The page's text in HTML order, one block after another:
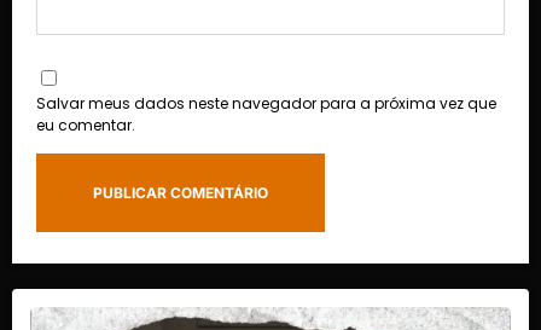
Salvar meus dados neste navegador para a próxima vez que
eu comentar.